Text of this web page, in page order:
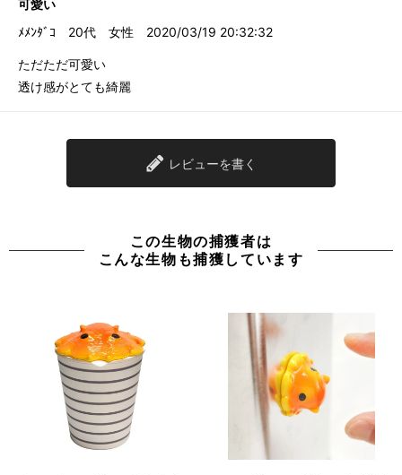
可愛い
ﾒﾒﾝﾀﾞｺ
20代 女性 2020/03/19 20:32:32
ただただ可愛い
透け感がとても綺麗
レビューを書く
この生物の捕獲者は
こんな生物も捕獲しています